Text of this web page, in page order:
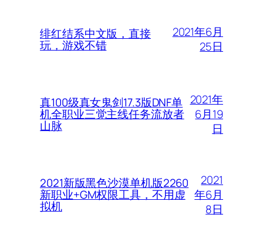
绯红结系中文版，直接
玩，游戏不错
2021年6月
25日
真100级真女鬼剑17.3版DNF单
机全职业三觉主线任务流放者
山脉
2021年
6月19
日
2021新版黑色沙漠单机版2260
新职业+GM权限工具，不用虚
拟机
2021
年6月
8日